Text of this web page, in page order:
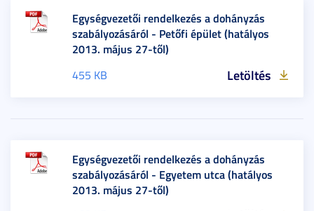
Egységvezetői rendelkezés a dohányzás
szabályozásáról - Petőfi épület (hatályos
2013. május 27-től)
455 KB Letöltés
Egységvezetői rendelkezés a dohányzás
szabályozásáról - Egyetem utca (hatályos
2013. május 27-től)